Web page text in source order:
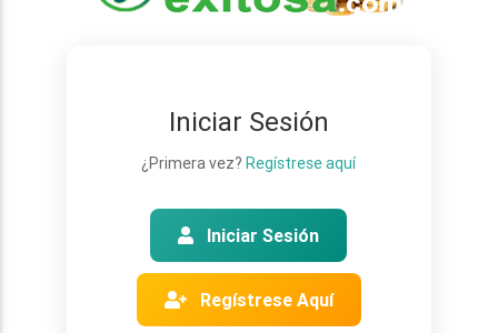
Iniciar Sesión
¿Primera vez?Regístrese aquí
Iniciar Sesión
Regístrese Aquí